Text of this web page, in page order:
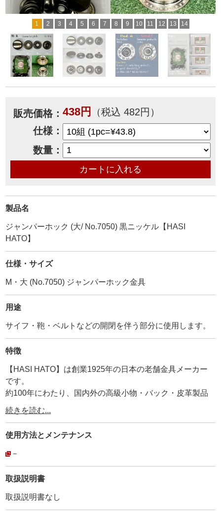
1 2 3 4 5 6 7 8 9 10 11 12 13 14
販売価格： 438円
（税込 482円）
仕様：
数量：
製品名
ジャンパーホック (大/ No.7050) 黒ニッケル【HASI
HATO】
仕様・サイズ
M・大 (No.7050) ジャンパーホック金具
用途
サイフ・鞄・ベルトなどの開閉を伴う部分に使用します。
特徴
【HASI HATO】は創業1925年の日本の老舗金具メーカー
です。
約100年にわたり、国内外の高級小物・バック・皮革製品
に使用されています。
その為、耐久性、品質は折り紙付きです。
弊社が【工具の設計を合わせているメーカー】ですので、
【打棒と金具が合わないトラブル】がありません。
安心してご利用頂けます。
・
弊社販売品は【HASI HATO】の【正規品】です。
模造品は、鋼材の選定が不明・焼入れされていない・品質
管理が雑です。
続きを読む...
使用方法と メンテナンス
－
取扱説明書
取扱説明書なし